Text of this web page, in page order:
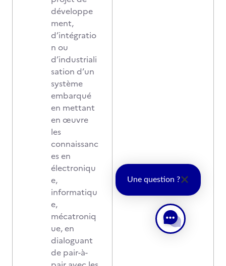
développe
ment,
d’intégratio
n ou
d’industriali
sation d’un
système
embarqué
en mettant
en œuvre
les
connaissanc
es en
électroniqu
e,
informatiqu
e,
mécatroniq
ue, en
dialoguant
de pair-à-
Une question ?